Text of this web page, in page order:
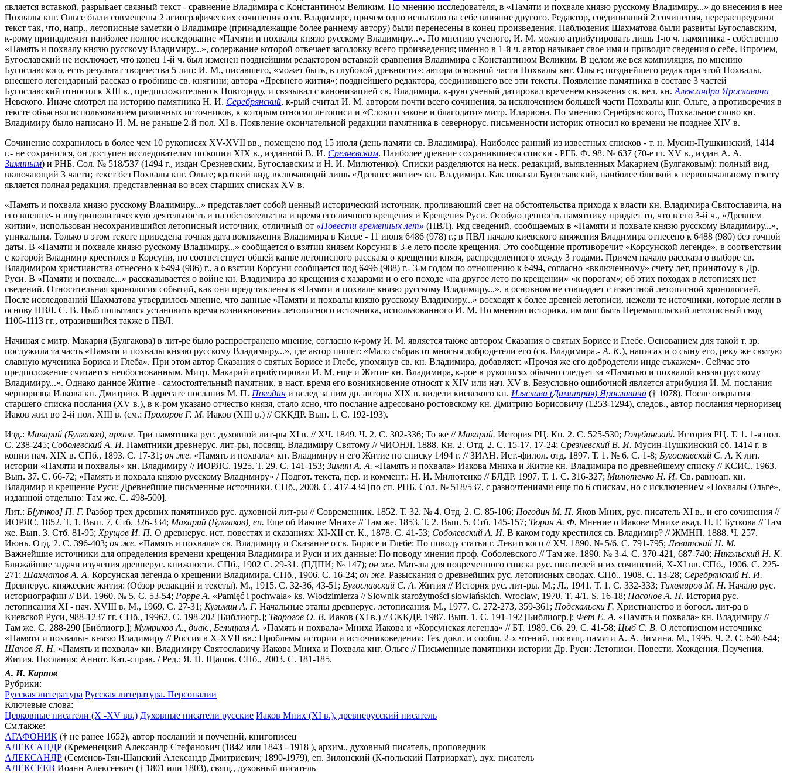
является вставкой, разрывает связный текст - сравнение Владимира с Константином Великим. По мнению исследователя, в «Памяти и похвале князю русскому Владимиру...» до внесения в нее
Похвалы кнг. Ольге были совмещены 2 агиографических сочинения о св. Владимире, причем одно испытало на себе влияние другого. Редактор, соединивший 2 сочинения, перераспределил
текст так, что, напр., летописные заметки о Владимире (принадлежащие более раннему автору) были перенесены в конец произведения. Наблюдения Шахматова были развиты Бугославским,
к-рому принадлежит наиболее полное исследование «Памяти и похвалы князю русскому Владимиру...». По мнению ученого, И. М. можно атрибутировать лишь 1-ю ч. памятника - собственно
«Память и похвалу князю русскому Владимиру...», содержание которой отвечает заголовку всего произведения; именно в 1-й ч. автор называет свое имя и приводит сведения о себе. Впрочем,
Бугославский не исключает, что конец 1-й ч. был изменен позднейшим редактором вставкой сравнения Владимира с Константином Великим. В целом же вся компиляция, по мнению
Бугославского, есть результат творчества 5 лиц: И. М., писавшего, «может быть, в глубокой древности»; автора основной части Похвалы кнг. Ольге; позднейшего редактора этой Похвалы,
внесшего легендарный рассказ о гробнице св. княгини; автора «Древнего жития»; позднейшего редактора, соединившего все эти тексты. Появление памятника в составе 3 частей
Бугославский относил к XIII в., предположительно к Новгороду, и связывал с канонизацией св. Владимира, к-рую ученый датировал временем княжения св. вел. кн. Александра Ярославича
Невского. Иначе смотрел на историю памятника Н. И. Серебрянский, к-рый считал И. М. автором почти всего сочинения, за исключением большей части Похвалы кнг. Ольге, а противоречия в
тексте объяснял использованием различных источников, к которым относил летописи и «Слово о законе и благодати» митр. Илариона. По мнению Серебрянского, Похвальное слово кн.
Владимиру было написано И. М. не раньше 2-й пол. XI в. Появление окончательной редакции памятника в севернорус. письменности историк относил ко времени не позднее XIV в.
Сочинение сохранилось в более чем 10 рукописях XV-XVII вв., помещено под 15 июля (день памяти св. Владимира). Наиболее ранний из известных списков - т. н. Мусин-Пушкинский, 1414
г.- не сохранился, он доступен исследователям по копии XIX в., изданной В. И. Срезневским. Наиболее древние сохранившиеся списки - РГБ. Ф. 98. № 637 (70-е гг. XV в., издан А. А.
Зиминым) и РНБ. Сол. № 518/537 (1494 г., издан Срезневским, Бугославским и Н. И. Милютенко). Списки разделяются на неск. редакций, выявленных Макарием (Булгаковым): полный вид,
включающий 3 части; текст без Похвалы кнг. Ольге; краткий вид, включающий лишь «Древнее житие» кн. Владимира. Как показал Бугославский, наиболее близкой к первоначальному тексту
является полная редакция, представленная во всех старших списках XV в.
«Память и похвала князю русскому Владимиру...» представляет собой ценный исторический источник, проливающий свет на обстоятельства прихода к власти кн. Владимира Святославича, на
его внешне- и внутриполитическую деятельность и на обстоятельства и время его личного крещения и Крещения Руси. Особую ценность памятнику придает то, что в его 3-й ч., «Древнем
житии», использован несохранившийся летописный источник, отличный от «Повести временных лет» (ПВЛ). Ряд сведений, сообщаемых в «Памяти и похвале князю русскому Владимиру...»,
уникальны. Только в этом тексте приведена точная дата вокняжения Владимира в Киеве - 11 июня 6486 (978) г.; в ПВЛ начало киевского княжения Владимира отнесено к 6488 (980) без точной
даты. В «Памяти и похвале князю русскому Владимиру...» сообщается о взятии князем Корсуни в 3-е лето после крещения. Это сообщение противоречит «Корсунской легенде», в соответствии
с которой Владимир крестился в Корсуни, но соответствует общей канве летописного рассказа о крещении князя, распределенного между 3 годами. Причем начало рассказа о выборе св.
Владимиром христианства отнесено к 6494 (986) г., а о взятии Корсуни сообщается под 6496 (988) г.- 3-м годом по отношению к 6494, согласно «включенному» счету лет, принятому в Др.
Руси. В «Памяти и похвале...» рассказывается о войне кн. Владимира до крещения с хазарами и о его походе «на другое лето по крещении» «к порогам»; об этих походах в летописях нет
сведений. Относительная хронология событий, как они представлены в «Памяти и похвале князю русскому Владимиру...», в основном не совпадает с известной летописной хронологией.
После исследований Шахматова утвердилось мнение, что данные «Памяти и похвалы князю русскому Владимиру...» восходят к более древней летописи, нежели те источники, которые легли в
основу ПВЛ. С. В. Цыб попытался установить время возникновения летописного источника, использованного И. М. По мнению историка, им мог быть Перемышльский летописный свод
1106-1113 гг., отразившийся также в ПВЛ.
Начиная с митр. Макария (Булгакова) в лит-ре было распространено мнение, согласно к-рому И. М. является также автором Сказания о святых Борисе и Глебе. Основанием для такой т. зр.
послужила та часть «Памяти и похвалы князю русскому Владимиру...», где автор пишет: «Мало събрав от многыя добродетели его (св. Владимира.- А. К.), написах и о сыну его, реку же святую
славную мученика Бориса и Глеба». При этом автор Сказания о святых Борисе и Глебе, упомянув св. кн. Владимира, добавляет: «Прочая же его добродетели инде съкажем». Сейчас это
предположение считается необоснованным. Митр. Макарий атрибутировал И. М. еще и Житие кн. Владимира, к-рое в рукописях обычно следует за «Памятью и похвалой князю русскому
Владимиру...». Однако данное Житие - самостоятельный памятник, в наст. время его возникновение относят к XIV или нач. XV в. Безусловно ошибочной является атрибуция И. М. послания
черноризца Иакова кн. Дмитрию. В адресате послания М. П. Погодин и вслед за ним др. авторы XIX в. видели киевского кн. Изяслава (Димитрия) Ярославича († 1078). После открытия
старшего списка послания (XV в.), в к-ром указано отчество князя, стало ясно, что послание адресовано ростовскому кн. Дмитрию Борисовичу (1253-1294), следов., автор послания черноризец
Иаков жил во 2-й пол. XIII в. (см.: Прохоров Г. М. Иаков (XIII в.) // СККДР. Вып. 1. С. 192-193).
Изд.: Макарий (Булгаков), архим. Три памятника рус. духовной лит-ры XI в. // ХЧ. 1849. Ч. 2. С. 302-336; То же // Макарий. История РЦ. Кн. 2. С. 525-530; Голубинский. История РЦ. Т. 1. 1-я пол.
С. 238-245; Соболевский А. И. Памятники древнерус. лит-ры, посвящ. Владимиру Святому // ЧИОНЛ. 1888. Кн. 2. Отд. 2. С. 15-17, 17-24; Срезневский В. И. Мусин-Пушкинский сб. 1414 г. в
копии нач. XIX в. СПб., 1893. С. 17-31; он же. «Память и похвала» кн. Владимиру и его Житие по списку 1494 г. // ЗИАН. Ист.-филол. отд. 1897. Т. 1. № 6. С. 1-8; Бугославский С. А. К лит.
истории «Памяти и похвалы» кн. Владимиру // ИОРЯС. 1925. Т. 29. С. 141-153; Зимин А. А. «Память и похвала» Иакова Мниха и Житие кн. Владимира по древнейшему списку // КСИС. 1963.
Вып. 37. С. 66-72; «Память и похвала князю русскому Владимиру» / Подгот. текста, пер. и коммент.: Н. И. Милютенко // БЛДР. 1997. Т. 1. С. 316-327; Милютенко Н. И. Св. равноап. кн.
Владимир и крещение Руси: Древнейшие письменные источники. СПб., 2008. С. 417-434 [по сп. РНБ. Сол. № 518/537, с разночтениями еще по 6 спискам, но с исключением «Похвалы Ольге»,
изданной отдельно: Там же. С. 498-500].
Лит.: Б[утков] П. Г. Разбор трех древних памятников рус. духовной лит-ры // Современник. 1852. Т. 32. № 4. Отд. 2. С. 85-106; Погодин М. П. Яков Мних, рус. писатель XI в., и его сочинения //
ИОРЯС. 1852. Т. 1. Вып. 7. Стб. 326-334; Макарий (Булгаков), еп. Еще об Иакове Мнихе // Там же. 1853. Т. 2. Вып. 5. Стб. 145-157; Тюрин А. Ф. Мнение о Иакове Мнихе акад. П. Г. Буткова // Там
же. Вып. 3. Стб. 81-95; Хрущов И. П. О древнерус. ист. повестях и сказаниях: XI-XII ст. К., 1878. С. 41-53; Соболевский А. И. В каком году крестился св. Владимир? // ЖМНП. 1888. Ч. 257.
Июнь. Отд. 2. С. 396-403; он же. «Память и похвала» св. Владимиру и Сказание о св. Борисе и Глебе: По поводу статьи г. Левитского // ХЧ. 1890. № 5/6. С. 791-795;Левитский Н. М.
Важнейшие источники для определения времени крещения Владимира и Руси и их данные: По поводу мнения проф. Соболевского // Там же. 1890. № 3-4. С. 370-421, 687-740; Никольский Н. К.
Ближайшие задачи изучения древнерус. книжности. СПб., 1902 С. 29-31. (ПДПИ; № 147); он же. Мат-лы для повременного списка рус. писателей и их сочинений, X-XI вв. СПб., 1906. С. 225-
271; Шахматов А. А. Корсунская легенда о крещении Владимира. СПб., 1906. С. 16-24; он же. Разыскания о древнейших рус. летописных сводах. СПб., 1908. С. 13-28; Серебрянский Н. И.
Древнерус. княжеские жития: (Обзор редакций и тексты). М., 1915. С. 32-36, 43-51; Бугославский С. А. Жития // История рус. лит-ры. М.; Л., 1941. Т. 1. С. 332-333; Тихомиров М. Н. Начало рус.
историографии // ВИ. 1960. № 5. С. 53-54; Poppe A. «Pamięć i pochwała» ks. Włodzimierza // Słownik starożytności słowiańskich. Wrocław, 1970. T. 4/1. S. 16-18; Насонов А. Н. История рус.
летописания XI - нач. XVIII в. М., 1969. С. 27-31; Кузьмин А. Г. Начальные этапы древнерус. летописания. М., 1977. С. 272-273, 359-361; Подскальски Г. Христианство и богосл. лит-ра в
Киевской Руси, 988-1237 гг. СПб., 19962. С. 198-202 [Библиогр.]; Творогов О. В. Иаков (XI в.) // СККДР. 1987. Вып. 1. С. 191-192 [Библиогр.]; Фет Е. А. «Память и похвала» кн. Владимиру //
Там же. С. 288-290 [Библиогр.]; Мумриков А., диак., Белицкая А. «Память и похвала» Мниха Иакова и «Корсунская легенда» // БТ. 1989. Сб. 29. С. 41-58; Цыб С. В. О летописном источнике
«Памяти и похвалы» князю Владимиру // Россия в X-XVII вв.: Проблемы истории и источниковедения: Тез. докл. и сообщ. 2-х чтений, посвящ. памяти А. А. Зимина. М., 1995. Ч. 2. С. 640-644;
Щапов Я. Н. «Память и похвала» кн. Владимиру Святославичу Иакова Мниха и Похвала кнг. Ольге // Письменные памятники истории Др. Руси: Летописи. Повести. Хождения. Поучения.
Жития. Послания: Аннот. Кат.-справ. / Ред.: Я. Н. Щапов. СПб., 2003. С. 181-185.
А. И. Карпов
Рубрики:
Русская литература Русская литература. Персоналии
Ключевые слова:
Церковные писатели (X -XV вв.) Духовные писатели русские Иаков Мних (XI в.), древнерусский писатель
См.также:
АГАФОНИК († не ранее 1652), автор посланий и поучений, книгописец
АЛЕКСАНДР (Кременецкий Александр Стефанович (1842 или 1843 - 1918 ), архим., духовный писатель, проповедник
АЛЕКСАНДР (Семёнов-Тян-Шанский Александр Дмитриевич; 1890-1979), еп. Зилонский (К-польский Патриархат), дух. писатель
АЛЕКСЕЕВ Иоанн Алексеевич († 1801 или 1803), свящ., духовный писатель